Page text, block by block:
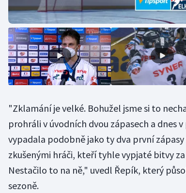
"Zklamání je velké. Bohužel jsme si to
prohráli v úvodních dvou zápasech a dnes
vypadala podobně jako ty dva první
zkušenými hráči, kteří tyhle vypjaté bitvy
Nestačilo to na ně," uvedl Řepík, který
sezoně.